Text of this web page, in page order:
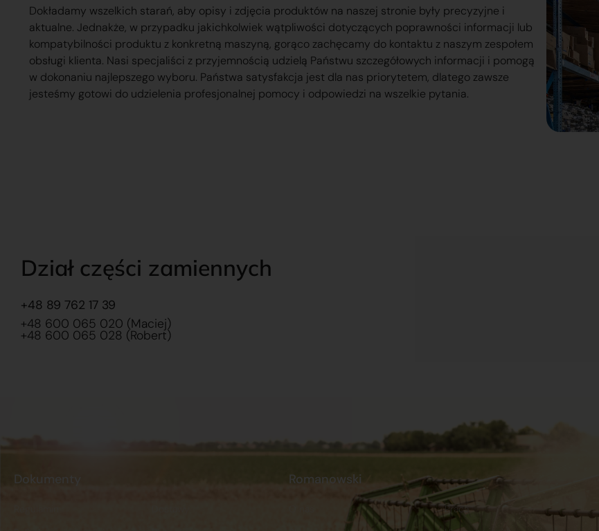
Dokładamy wszelkich starań, aby opisy i zdjęcia produktów na naszej stronie były precyzyjne i
aktualne. Jednakże, w przypadku jakichkolwiek wątpliwości dotyczących poprawności informacji lub
kompatybilności produktu z konkretną maszyną, gorąco zachęcamy do kontaktu z naszym zespołem
obsługi klienta. Nasi specjaliści z przyjemnością udzielą Państwu szczegółowych informacji i pomogą
w dokonaniu najlepszego wyboru. Państwa satysfakcja jest dla nas priorytetem, dlatego zawsze
jesteśmy gotowi do udzielenia profesjonalnej pomocy i odpowiedzi na wszelkie pytania.
Dział części zamiennych
+48 89 762 17 39
+48 600 065 020 (Maciej)
+48 600 065 028 (Robert)
Dokumenty Romanowski
Praca